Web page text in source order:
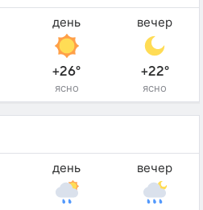
день
+26°
ясно
вечер
+22°
ясно
день вечер